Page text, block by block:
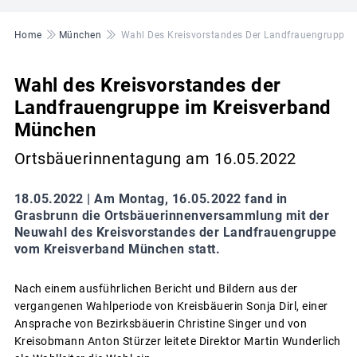
Pfadnavigation
Home München Wahl Des Kreisvorstandes Der Landfrauengruppe
Wahl des Kreisvorstandes der
Landfrauengruppe im Kreisverband
München
Ortsbäuerinnentagung am 16.05.2022
18.05.2022 | Am Montag, 16.05.2022 fand in
Grasbrunn die Ortsbäuerinnenversammlung mit der
Neuwahl des Kreisvorstandes der Landfrauengruppe
vom Kreisverband München statt.
Nach einem ausführlichen Bericht und Bildern aus der
vergangenen Wahlperiode von Kreisbäuerin Sonja Dirl, einer
Ansprache von Bezirksbäuerin Christine Singer und von
Kreisobmann Anton Stürzer leitete Direktor Martin Wunderlich